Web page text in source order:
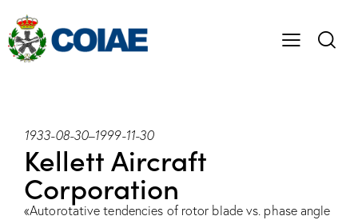
1933-08-30–1999-11-30
Kellett Aircraft
Corporation
«Autorotative tendencies of rotor blade vs. phase angle